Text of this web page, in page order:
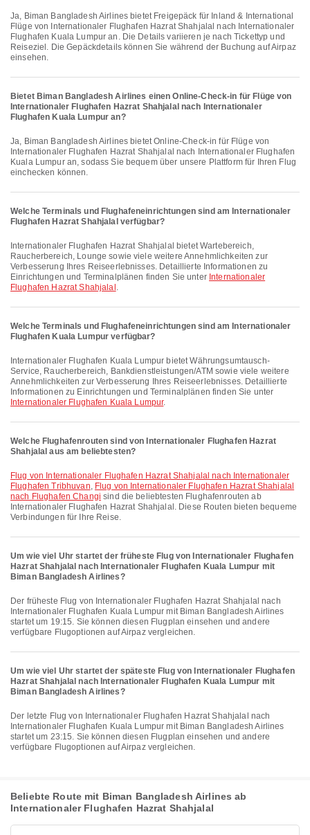
Ja, Biman Bangladesh Airlines bietet Freigepäck für Inland & International
Flüge von Internationaler Flughafen Hazrat Shahjalal nach Internationaler
Flughafen Kuala Lumpur an. Die Details variieren je nach Tickettyp und
Reiseziel. Die Gepäckdetails können Sie während der Buchung auf Airpaz
einsehen.
Bietet Biman Bangladesh Airlines einen Online-Check-in für Flüge von
Internationaler Flughafen Hazrat Shahjalal nach Internationaler
Flughafen Kuala Lumpur an?
Ja, Biman Bangladesh Airlines bietet Online-Check-in für Flüge von
Internationaler Flughafen Hazrat Shahjalal nach Internationaler Flughafen
Kuala Lumpur an, sodass Sie bequem über unsere Plattform für Ihren Flug
einchecken können.
Welche Terminals und Flughafen­einrichtungen sind am Internationaler
Flughafen Hazrat Shahjalal verfügbar?
Internationaler Flughafen Hazrat Shahjalal bietet Wartebereich,
Raucherbereich, Lounge sowie viele weitere Annehmlichkeiten zur
Verbesserung Ihres Reiseerlebnisses. Detaillierte Informationen zu
Einrichtungen und Terminalplänen finden Sie unter Internationaler
Flughafen Hazrat Shahjalal .
Welche Terminals und Flughafen­einrichtungen sind am Internationaler
Flughafen Kuala Lumpur verfügbar?
Internationaler Flughafen Kuala Lumpur bietet Währungsumtausch-
Service, Raucherbereich, Bankdienstleistungen/ATM sowie viele weitere
Annehmlichkeiten zur Verbesserung Ihres Reiseerlebnisses. Detaillierte
Informationen zu Einrichtungen und Terminalplänen finden Sie unter
Internationaler Flughafen Kuala Lumpur.
Welche Flughafenrouten sind von Internationaler Flughafen Hazrat
Shahjalal aus am beliebtesten?
Flug von Internationaler Flughafen Hazrat Shahjalal nach Internationaler
Flughafen Tribhuvan, Flug von Internationaler Flughafen Hazrat Shahjalal
nach Flughafen Changi sind die beliebtesten Flughafenrouten ab
Internationaler Flughafen Hazrat Shahjalal. Diese Routen bieten bequeme
Verbindungen für Ihre Reise.
Um wie viel Uhr startet der früheste Flug von Internationaler Flughafen
Hazrat Shahjalal nach Internationaler Flughafen Kuala Lumpur mit
Biman Bangladesh Airlines?
Der früheste Flug von Internationaler Flughafen Hazrat Shahjalal nach
Internationaler Flughafen Kuala Lumpur mit Biman Bangladesh Airlines
startet um 19:15. Sie können diesen Flugplan einsehen und andere
verfügbare Flugoptionen auf Airpaz vergleichen.
Um wie viel Uhr startet der späteste Flug von Internationaler Flughafen
Hazrat Shahjalal nach Internationaler Flughafen Kuala Lumpur mit
Biman Bangladesh Airlines?
Der letzte Flug von Internationaler Flughafen Hazrat Shahjalal nach
Internationaler Flughafen Kuala Lumpur mit Biman Bangladesh Airlines
startet um 23:15. Sie können diesen Flugplan einsehen und andere
verfügbare Flugoptionen auf Airpaz vergleichen.
Beliebte Route mit Biman Bangladesh Airlines ab
Internationaler Flughafen Hazrat Shahjalal